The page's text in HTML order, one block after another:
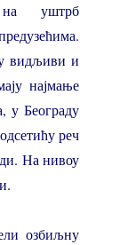
уштрб
видљиви и
најмање
у Београду
реч
На нивоу
озбиљну